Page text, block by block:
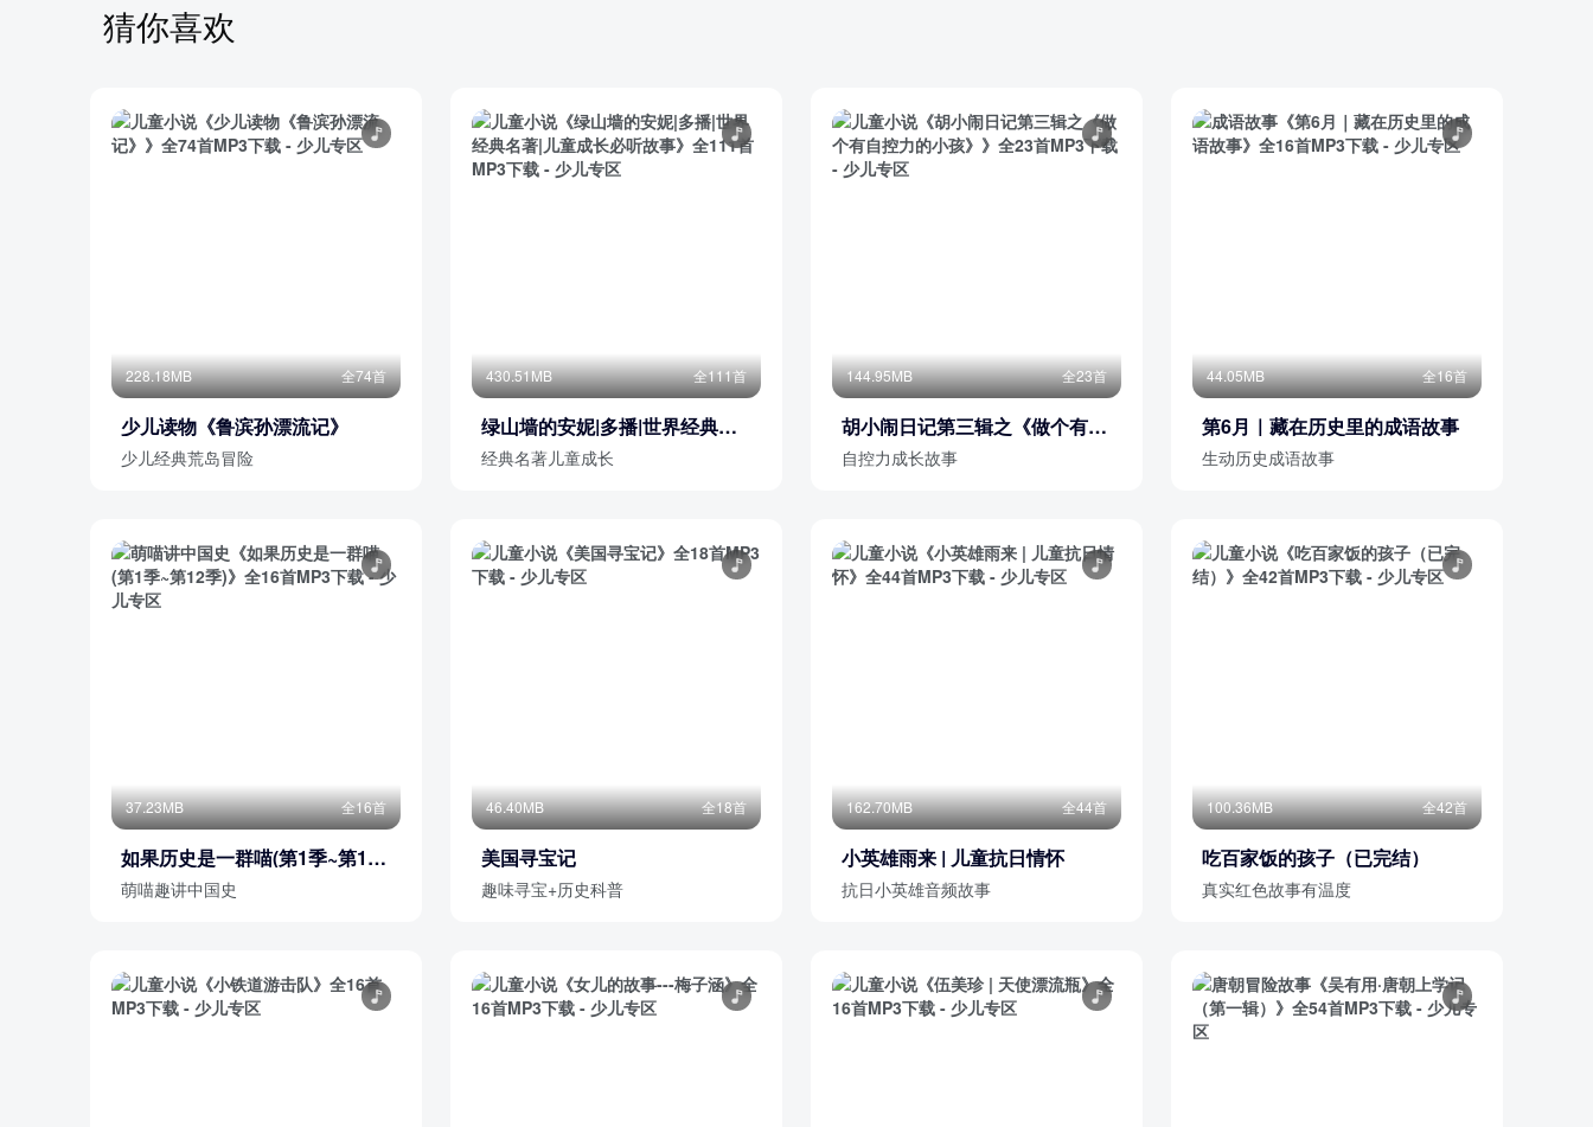
猜你喜欢
228.18MB 全74首
少儿读物《鲁滨孙漂流记》
少儿经典荒岛冒险
430.51MB 全111首
绿山墙的安妮|多播|世界经典名
著|儿童成长必听故事
经典名著儿童成长
144.95MB 全23首
胡小闹日记第三辑之《做个有自
控力的小孩》
自控力成长故事
44.05MB 全16首
第6月｜藏在历史里的成语故事
生动历史成语故事
37.23MB 全16首
如果历史是一群喵(第1季~第12
季)
萌喵趣讲中国史
46.40MB 全18首
美国寻宝记
趣味寻宝+历史科普
162.70MB 全44首
小英雄雨来 | 儿童抗日情怀
抗日小英雄音频故事
100.36MB 全42首
吃百家饭的孩子（已完结）
真实红色故事有温度